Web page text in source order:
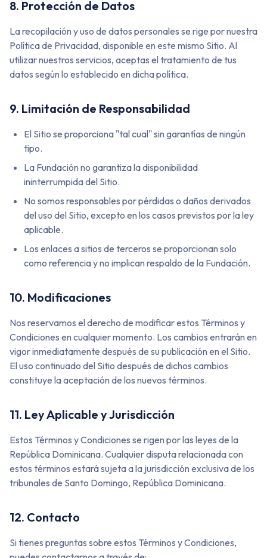
8. Protección de Datos
La recopilación y uso de datos personales se rige por nuestra
Política de Privacidad, disponible en este mismo Sitio. Al
utilizar nuestros servicios, aceptas el tratamiento de tus
datos según lo establecido en dicha política.
9. Limitación de Responsabilidad
El Sitio se proporciona "tal cual" sin garantías de ningún
tipo.
La Fundación no garantiza la disponibilidad
ininterrumpida del Sitio.
No somos responsables por pérdidas o daños derivados
del uso del Sitio, excepto en los casos previstos por la ley
aplicable.
Los enlaces a sitios de terceros se proporcionan solo
como referencia y no implican respaldo de la Fundación.
10. Modificaciones
Nos reservamos el derecho de modificar estos Términos y
Condiciones en cualquier momento. Los cambios entrarán en
vigor inmediatamente después de su publicación en el Sitio.
El uso continuado del Sitio después de dichos cambios
constituye la aceptación de los nuevos términos.
11. Ley Aplicable y Jurisdicción
Estos Términos y Condiciones se rigen por las leyes de la
República Dominicana. Cualquier disputa relacionada con
estos términos estará sujeta a la jurisdicción exclusiva de los
tribunales de Santo Domingo, República Dominicana.
12. Contacto
Si tienes preguntas sobre estos Términos y Condiciones,